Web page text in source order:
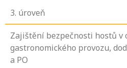
3. úroveň
Zajištění bezpečnosti hostů v
gastronomického provozu,
a PO